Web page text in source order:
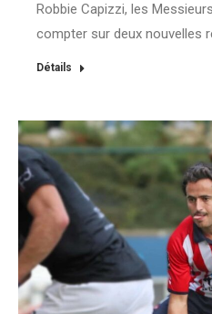
Robbie Capizzi, les
compter sur deux nouvelles
Détails